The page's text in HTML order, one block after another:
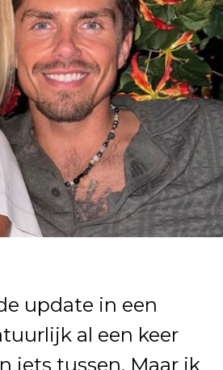
update in een
al een keer
iets tussen. Maar ik